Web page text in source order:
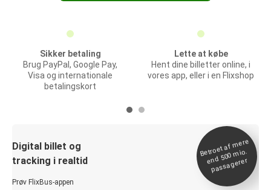
Sikker betaling
Brug PayPal, Google Pay,
Visa og internationale
betalingskort
Lette at købe
Hent dine billetter online, i
vores app, eller i en Flixshop
Digital billet og
tracking i realtid
Prøv FlixBus-appen
Betroet af
mere
end 500
mio.
passagerer